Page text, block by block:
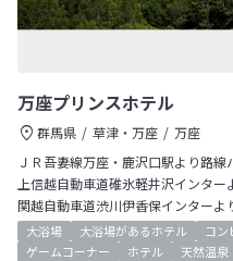
万座プリンスホテル
群馬県 草津・万座
万座
ＪＲ吾妻線万座・鹿沢口駅より路線
上信越自動車道碓氷軽井沢インター
関越自動車道渋川伊香保インターよ
大浴場 大浴場があるホテル コン
ゲームコーナー
ホテル 天然温泉